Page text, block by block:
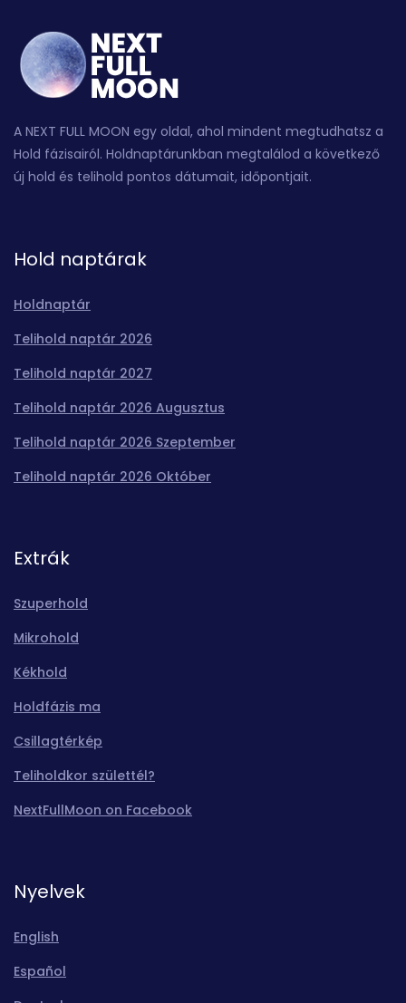
A NEXT FULL MOON egy oldal, ahol mindent megtudhatsz a
Hold fázisairól. Holdnaptárunkban megtalálod a következő
új hold és telihold pontos dátumait, időpontjait.
Hold naptárak
Holdnaptár
Telihold naptár 2026
Telihold naptár 2027
Telihold naptár 2026 Augusztus
Telihold naptár 2026 Szeptember
Telihold naptár 2026 Október
Extrák
Szuperhold
Mikrohold
Kékhold
Holdfázis ma
Csillagtérkép
Teliholdkor születtél?
NextFullMoon on Facebook
Nyelvek
English
Español